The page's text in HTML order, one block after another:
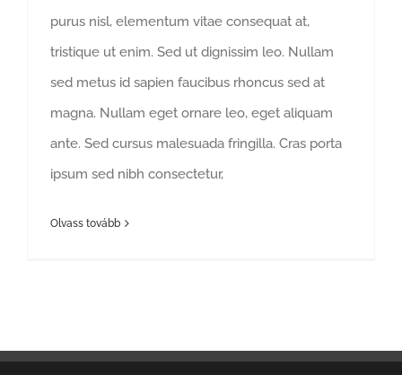
purus nisl, elementum vitae consequat at,
tristique ut enim. Sed ut dignissim leo. Nullam
sed metus id sapien faucibus rhoncus sed at
magna. Nullam eget ornare leo, eget aliquam
ante. Sed cursus malesuada fringilla. Cras porta
ipsum sed nibh consectetur,
Olvass tovább